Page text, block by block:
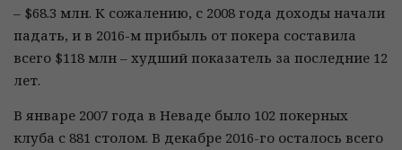
– $68.3 млн. К сожалению, с 2008 года доходы начали
падать, и в 2016-м прибыль от покера составила
всего $118 млн – худший показатель за последние 12
лет.
В январе 2007 года в Неваде было 102 покерных
клуба с 881 столом. В декабре 2016-го осталось всего